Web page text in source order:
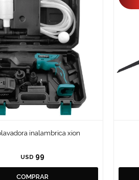
inalambrica xion
USD 99